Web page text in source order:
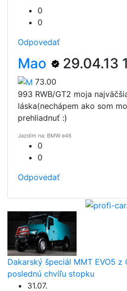
0
0
Odpovedať
Mao 29.04.13
73.00
993 RWB/GT2 moja
láska(nechápem ako som
prehliadnuť :)
Jazdím na: BMW e46
0
0
Odpovedať
Dakarský špeciál MMT EVO5 z
poslednú chvíľu stopku
31.07.